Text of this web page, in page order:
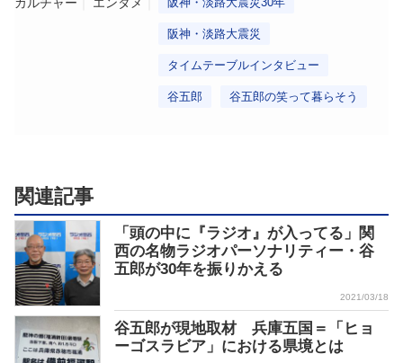
カルチャー エンタメ
阪神・淡路大震災
タイムテーブルインタビュー
谷五郎 谷五郎の笑って暮らそう
関連記事
「頭の中に『ラジオ』が入ってる」関
西の名物ラジオパーソナリティー・谷
五郎が30年を振りかえる
2021/03/18
谷五郎が現地取材 兵庫五国＝「ヒョ
ーゴスラビア」における県境とは